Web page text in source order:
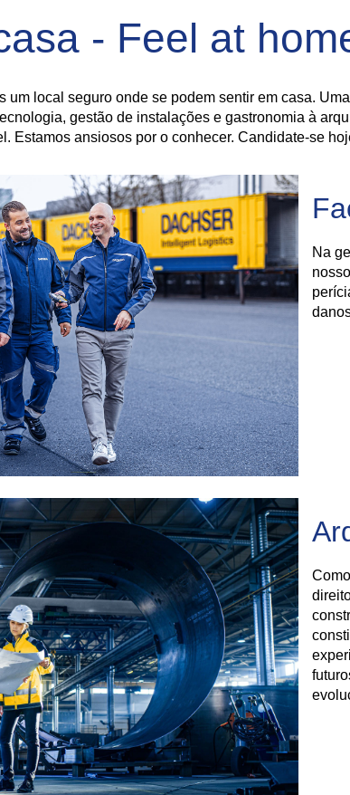
- Feel at
um local seguro onde se podem sentir em casa.
gestão de instalações e gastronomia à
Estamos ansiosos por o conhecer. Candidate-se
Na